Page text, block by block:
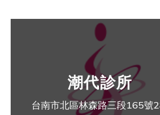
潮代診所
台南市北區林森路三段165號